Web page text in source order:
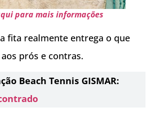
para mais informações
fita realmente entrega o que
prós e contras.
Beach Tennis GISMAR: